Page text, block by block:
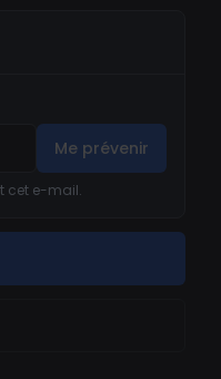
Me prévenir
cet e-mail.